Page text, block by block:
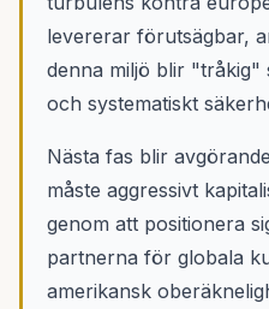
levererar förutsägbar,
denna miljö blir "tråkig"
och systematiskt
Nästa fas blir
måste aggressivt
genom att positionera
partnerna för globala
amerikansk